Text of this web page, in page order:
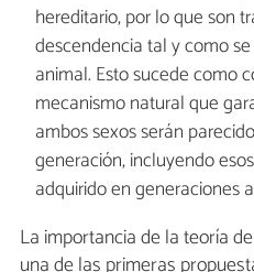
hereditario, por lo que son
descendencia tal y como
animal. Esto sucede como
mecanismo natural que
ambos sexos serán
generación, incluyendo
adquirido en generaciones
La importancia de la teoría